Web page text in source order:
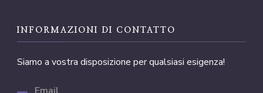
INFORMAZIONI DI CONTATTO
Siamo a vostra disposizione per qualsiasi esigenza!